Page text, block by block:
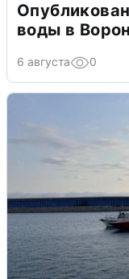
воды в
6 августа 0